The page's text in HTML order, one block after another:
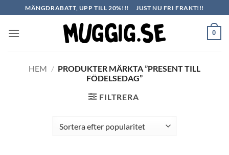
to
content
MÄNGDRABATT, UPP TILL 20%!!! JUST NU FRI FRAKT!!!
0
HEM / PRODUKTER MÄRKTA ”PRESENT TILL
FÖDELSEDAG”
FILTRERA